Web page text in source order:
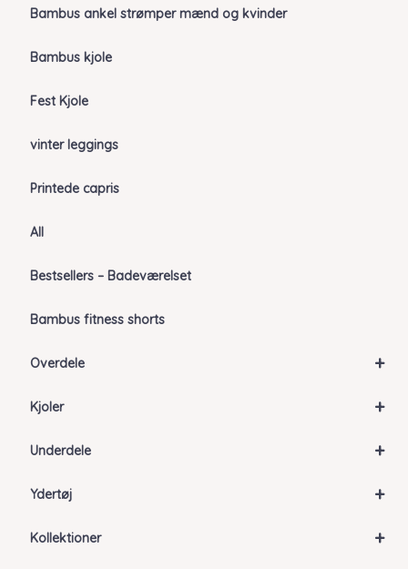
Bambus ankel strømper mænd og kvinder
Bambus kjole
Fest Kjole
vinter leggings
Printede capris
All
Bestsellers – Badeværelset
Bambus fitness shorts
+
Overdele
+
Kjoler
+
Underdele
+
Ydertøj
+
Kollektioner